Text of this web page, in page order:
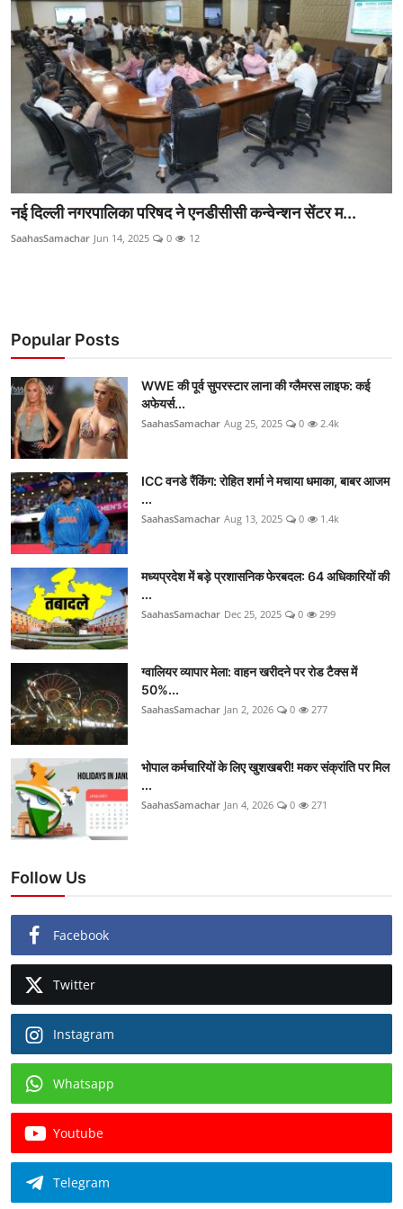
राजनीति
खेल
Epaper
लाइफस्टाइल
टेक
नई दिल्ली नगरपालिका परिषद ने एनडीसीसी कन्वेन्शन सेंटर म...
SaahasSamachar Jun 14, 2025 0 12
Popular Posts
WWE की पूर्व सुपरस्टार लाना की ग्लैमरस लाइफ: कई
अफेयर्स...
SaahasSamachar Aug 25, 2025 0 2.4k
ICC वनडे रैंकिंग: रोहित शर्मा ने मचाया धमाका, बाबर आजम
...
SaahasSamachar Aug 13, 2025 0 1.4k
मध्यप्रदेश में बड़े प्रशासनिक फेरबदल: 64 अधिकारियों की
...
SaahasSamachar Dec 25, 2025 0 299
ग्वालियर व्यापार मेला: वाहन खरीदने पर रोड टैक्स में
50%...
SaahasSamachar Jan 2, 2026 0 277
भोपाल कर्मचारियों के लिए खुशखबरी! मकर संक्रांति पर मिल
...
SaahasSamachar Jan 4, 2026 0 271
Follow Us
Facebook
Twitter
Instagram
Whatsapp
Youtube
Telegram